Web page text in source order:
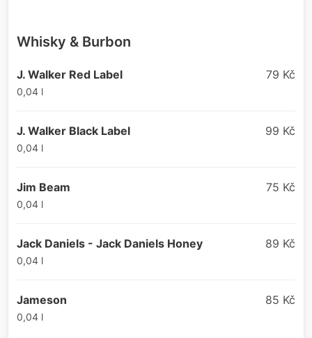
Whisky & Burbon
J. Walker Red Label 79 Kč
0,04 l
J. Walker Black Label 99 Kč
0,04 l
Jim Beam 75 Kč
0,04 l
Jack Daniels - Jack Daniels Honey 89 Kč
0,04 l
Jameson 85 Kč
0,04 l